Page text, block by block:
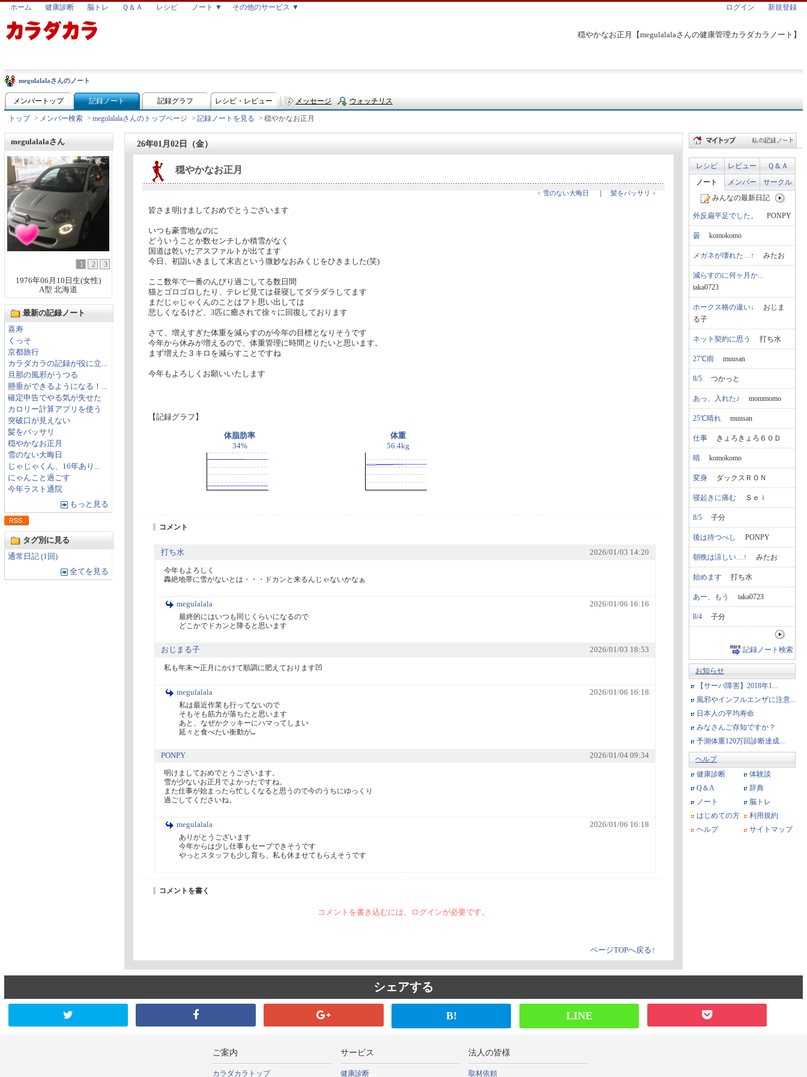
穏やかなお正月【megulalalaさんの健康管理カラダカラノート】
ホーム 健康診断 脳トレ Ｑ＆Ａ レシピ ノート ▼ その他のサービス ▼ ログイン 新規登録
megulalalaさんのノート
メンバートップ 記録ノート 記録グラフ レシピ・レビュー メッセージ ウォッチリス
トップ > メンバー検索 > megulalalaさんのトップページ > 記録ノートを見る > 穏やかなお正月
megulalalaさん
1 2
3
1976年06月10日生(女性)
A型 北海道
最新の記録ノート
喜寿
くっそ
京都旅行
カラダカラの記録が役に立...
旦那の風邪がうつる
懸垂ができるようになる！...
確定申告でやる気が失せた
カロリー計算アプリを使う
突破口が見えない
髪をバッサリ
穏やかなお正月
雪のない大晦日
じゃじゃくん、16年あり...
にゃんこと過ごす
今年ラスト通院
もっと見る
タグ別に見る
通常日記 (1回)
全てを見る
26年01月02日（金）
穏やかなお正月
< 雪のない大晦日 ｜ 髪をバッサリ >
皆さま明けましておめでとうございます
いつも豪雪地なのに
どういうことか数センチしか積雪がなく
国道は乾いたアスファルトが出てます
今日、初詣いきまして末吉という微妙なおみくじをひきました(笑)
ここ数年で一番のんびり過ごしてる数日間
猫とゴロゴロしたり、テレビ見ては昼寝してダラダラしてます
まだじゃじゃくんのことはフト思い出しては
悲しくなるけど、3匹に癒されて徐々に回復しております
さて、増えすぎた体重を減らすのが今年の目標となりそうです
今年から休みが増えるので、体重管理に時間とりたいと思います。
まず増えた３キロを減らすことですね
今年もよろしくお願いいたします
【記録グラフ】
体脂肪率
34%
体重
56.4kg
コメント
打ち水 2026/01/03 14:20
今年もよろしく
轟絶地帯に雪がないとは・・・ドカンと来るんじゃないかなぁ
megulalala
2026/01/06 16:16
最終的にはいつも同じくらいになるので
どこかでドカンと降ると思います
おじまる子 2026/01/03 18:53
私も年末〜正月にかけて順調に肥えております凹
megulalala
2026/01/06 16:18
私は最近作業も行ってないので
そもそも筋力が落ちたと思います
あと、なぜかクッキーにハマってしまい
延々と食べたい衝動が…
PONPY 2026/01/04 09:34
明けましておめでとうございます。
雪が少ないお正月でよかったですね。
また仕事が始まったら忙しくなると思うので今のうちにゆっくり
過ごしてくださいね。
megulalala
2026/01/06 16:18
ありがとうございます
今年からは少し仕事もセーブできそうです
やっとスタッフも少し育ち、私も休ませてもらえそうです
コメントを書く
コメントを書き込むには、ログインが必要です。
ページTOPへ戻る↑
レシピ レビュー
Ｑ＆Ａ
ノート
メンバー
サークル
みんなの最新日記
外反扁平足でした。 PONPY
曇 komokomo
メガネが壊れた…↑ みたお
減らすのに何ヶ月か...
taka0723
ホークス格の違い↓ おじま
る子
ネット契約に思う 打ち水
27℃雨 muusan
8/5 つかっと
あっ、入れた♪ mommomo
25℃晴れ muusan
仕事 きょろきょろ６０Ｄ
晴 komokomo
変身 ダックスＲＯＮ
寝起きに痛む Ｓｅｉ
8/5 子分
後は待つべし PONPY
朝晩は涼しい…↑ みたお
始めます 打ち水
あー、もう taka0723
8/4 子分
記録ノート検索
お知らせ
【サーバ障害】2018年1...
風邪やインフルエンザに注意...
日本人の平均寿命
みなさんご存知ですか？
予測体重120万回診断達成...
ヘルプ
健康診断
体験談
Q＆A
辞典
ノート
脳トレ
はじめての方
利用規約
ヘルプ
サイトマップ
シェアする
B! LINE
ご案内
カラダカラトップ
サービス
健康診断
法人の皆様
取材依頼